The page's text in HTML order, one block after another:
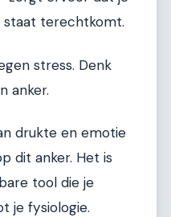
staat terechtkomt.
stress. Denk
anker.
drukte en emotie
dit anker. Het is
tool die je
je fysiologie.